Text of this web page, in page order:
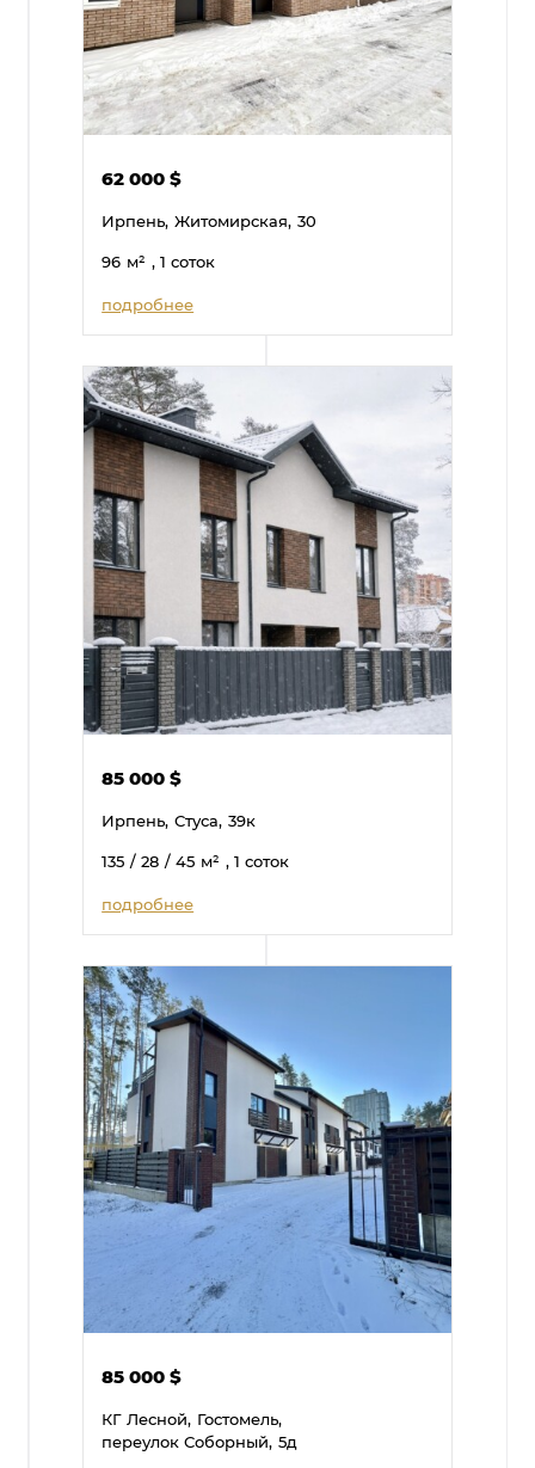
62 000$
Ирпень, Житомирская, 30
96 м² , 1 соток
подробнее
85 000$
Ирпень, Стуса, 39к
135 / 28 / 45 м² , 1 соток
подробнее
85 000$
КГ Лесной, Гостомель,
переулок Соборный, 5д